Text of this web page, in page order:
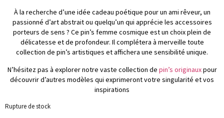
À la recherche d’une idée cadeau poétique pour un ami rêveur, un
passionné d’art abstrait ou quelqu’un qui apprécie les accessoires
porteurs de sens ? Ce pin’s femme cosmique est un choix plein de
délicatesse et de profondeur. Il complétera à merveille toute
collection de pin’s artistiques et affichera une sensibilité unique.
N’hésitez pas à explorer notre vaste collection de pin’s originauxpour
découvrir d’autres modèles qui exprimeront votre singularité et vos
inspirations
Rupture de stock